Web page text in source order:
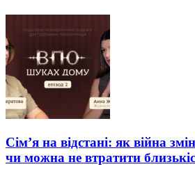
Сім’я на відстані: як війна
чи можна не втратити